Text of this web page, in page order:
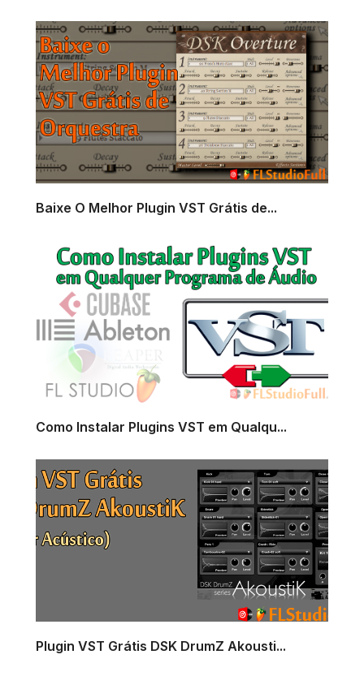
Baixe O Melhor Plugin VST Grátis de...
Como Instalar Plugins VST em Qualqu...
Plugin VST Grátis DSK DrumZ Akousti...